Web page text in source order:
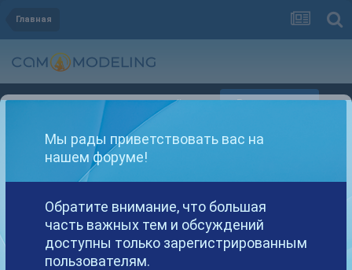
Главная
Уже зарегистрированы? Войти Регистрация
Другие варианты поиска
Мы рады приветствовать вас на
нашем форуме!
Обратите внимание, что большая
часть важных тем и обсуждений
доступны только зарегистрированным
пользователям.